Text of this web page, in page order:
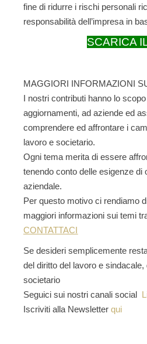
fine di ridurre i rischi personali
responsabilità dell’impresa in
SCARICA
MAGGIORI INFORMAZIONI
I nostri contributi hanno lo
aggiornamenti, ad aziende ed
comprendere ed affrontare i
lavoro e societario.
Ogni tema merita di essere
tenendo conto delle esigenze di
aziendale.
Per questo motivo ci rendiamo
maggiori informazioni sui temi
CONTATTACI
Se desideri semplicemente
deldiritto del lavoro e sindacale,
societario
Seguici sui nostri canali social
Iscriviti alla Newsletter qui